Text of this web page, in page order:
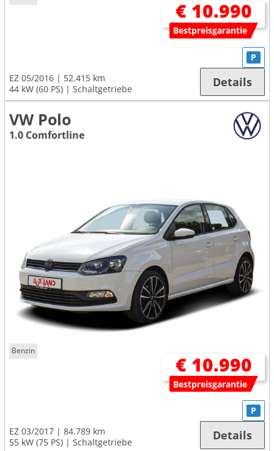
€ 10.990
Bestpreisgarantie
EZ 05/2016
52.415 km
44 kW (60 PS)
Schaltgetriebe
P
Details
VW Polo
1.0 Comfortline
Benzin
€ 10.990
Bestpreisgarantie
EZ 03/2017
84.789 km
55 kW (75 PS)
Schaltgetriebe
P
Details